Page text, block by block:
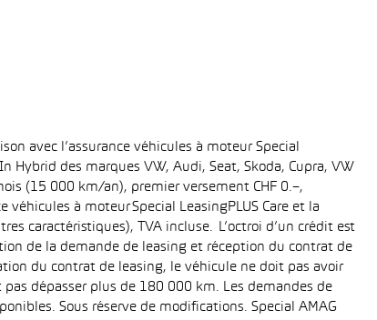
avec l’assurance véhicules à moteur Special
Hybrid des marques VW, Audi, Seat, Skoda, Cupra, VW
(15 000 km/an), premier versement CHF 0.–,
à moteur Special LeasingPLUS Care et la
caractéristiques), TVA incluse. L’octroi d’un crédit est
de la demande de leasing et réception du contrat de
du contrat de leasing, le véhicule ne doit pas avoir
dépasser plus de 180 000 km. Les demandes de
Sous réserve de modifications. Special AMAG